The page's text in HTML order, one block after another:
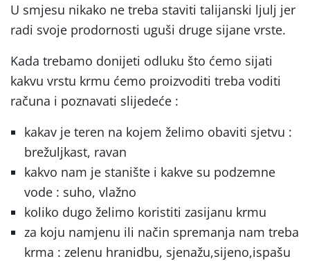
U smjesu nikako ne treba staviti talijanski ljulj jer
radi svoje prodornosti uguši druge sijane vrste.
Kada trebamo donijeti odluku što ćemo sijati
kakvu vrstu krmu ćemo proizvoditi treba voditi
računa i poznavati slijedeće :
kakav je teren na kojem želimo obaviti sjetvu :
brežuljkast, ravan
kakvo nam je stanište i kakve su podzemne
vode : suho, vlažno
koliko dugo želimo koristiti zasijanu krmu
za koju namjenu ili način spremanja nam treba
krma : zelenu hranidbu, sjenažu,sijeno,ispašu